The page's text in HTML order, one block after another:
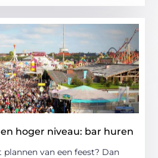
hoger niveau: bar huren
van een feest? Dan